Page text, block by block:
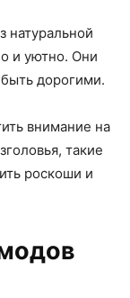
натуральной
и уютно. Они
дорогими.
внимание на
такие
роскоши и